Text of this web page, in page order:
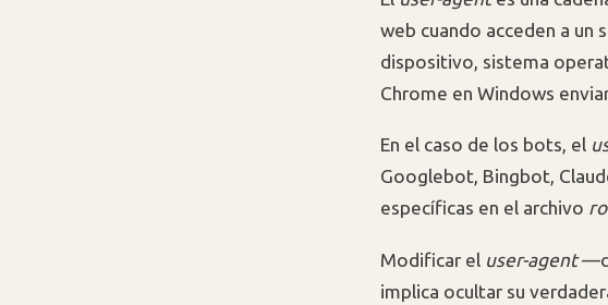
web cuando acceden a un
dispositivo, sistema
Chrome en Windows
En el caso de los bots, el
Googlebot, Bingbot,
específicas en el archivo
Modificar el user-agent
implica ocultar su